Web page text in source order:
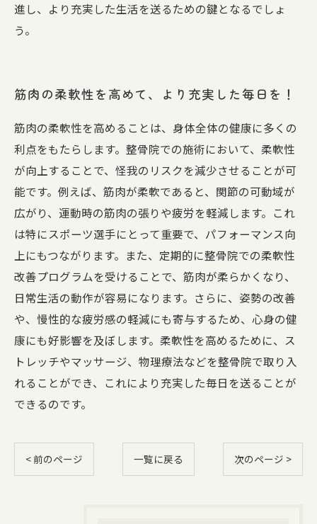
進し、より充実した生活を送るための鍵となるでしょ
う。
筋肉の柔軟性を高めて、より充実した毎日を！
筋肉の柔軟性を高めることは、身体全体の健康に多くの
利点をもたらします。整骨院での施術において、柔軟性
が向上することで、怪我のリスクを減少させることが可
能です。例えば、筋肉が柔軟であると、関節の可動域が
広がり、運動時の筋肉の張りや疲労を軽減します。これ
は特にスポーツ選手にとって重要で、パフォーマンス向
上にもつながります。また、定期的に整骨院での柔軟性
改善プログラムを受けることで、筋肉が柔らかくなり、
日常生活の動作が容易になります。さらに、姿勢の改善
や、慢性的な疲労感の軽減にも寄与するため、心身の健
康にも好影響を及ぼします。柔軟性を高めるために、ス
トレッチやマッサージ、物理療法などを整骨院で取り入
れることができ、これにより充実した毎日を送ることが
できるのです。
< 前のページ 一覧に戻る 次のページ >